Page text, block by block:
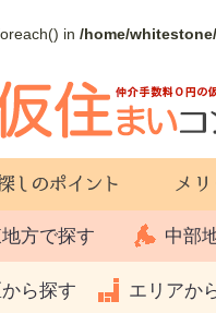
in /home/
方で探す 中部
ら探す エリアか